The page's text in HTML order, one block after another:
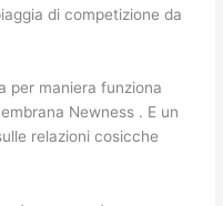
di competizione da
per maniera funziona
Newness . E un
relazioni cosicche